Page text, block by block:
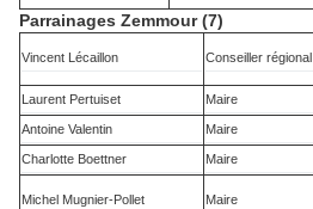
Parrainages Zemmour (7)
Vincent Lécaillon Conseiller régional
Laurent Pertuiset Maire
Antoine Valentin Maire
Charlotte Boettner Maire
Michel Mugnier-Pollet Maire